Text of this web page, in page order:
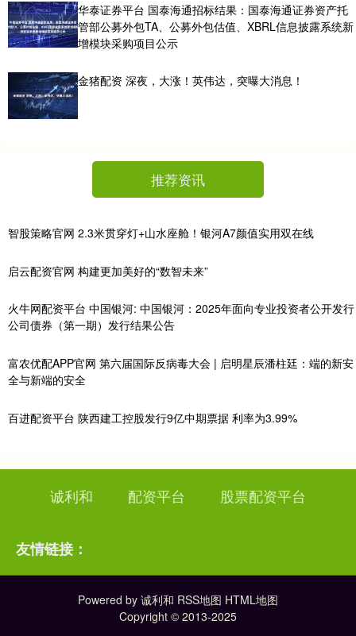
华泰证券平台 国泰海通招标结果：国泰海通证券资产托
管部公募外包TA、公募外包估值、XBRL信息披露系统新
增模块采购项目公示
金猪配资 深夜，大涨！英伟达，突曝大消息！
推荐资讯
智股策略官网 2.3米贯穿灯+山水座舱！银河A7颜值实用双在线
启云配资官网 构建更加美好的“数智未来”
火牛网配资平台 中国银河: 中国银河：2025年面向专业投资者公开发行
公司债券（第一期）发行结果公告
富农优配APP官网 第六届国际反病毒大会 | 启明星辰潘柱廷：端的新安
全与新端的安全
百进配资平台 陕西建工控股发行9亿中期票据 利率为3.99%
诚利和 配资平台 股票配资平台
友情链接：
Powered by 诚利和 RSS地图 HTML地图
Copyright © 2013-2025